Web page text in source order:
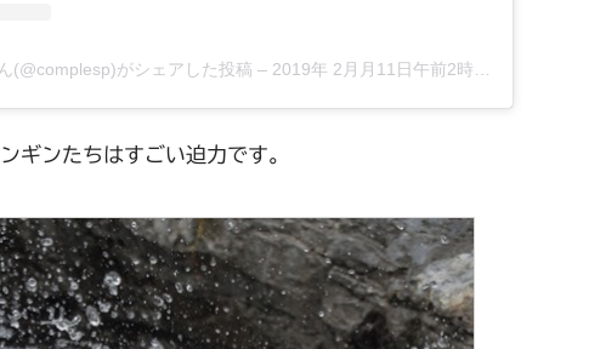
(@complesp)がシェアした投稿 – 2019年 2月月11日午前2時03分PST
ギンたちはすごい迫力です。